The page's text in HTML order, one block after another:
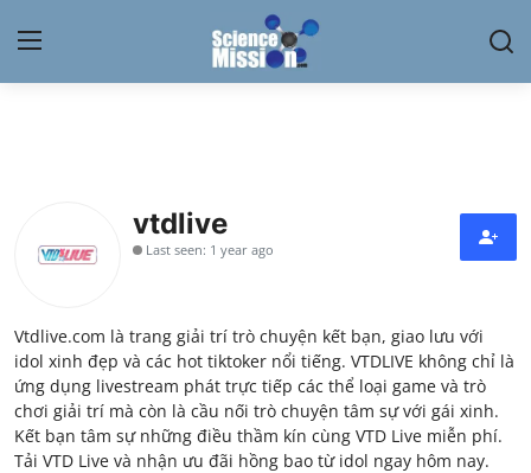
Contact
News
Research
Science Hangouts
vtdlive
Last seen: 1 year ago
Vtdlive.com là trang giải trí trò chuyện kết bạn, giao lưu với
idol xinh đẹp và các hot tiktoker nổi tiếng. VTDLIVE không chỉ là
ứng dụng livestream phát trực tiếp các thể loại game và trò
chơi giải trí mà còn là cầu nối trò chuyện tâm sự với gái xinh.
Kết bạn tâm sự những điều thầm kín cùng VTD Live miễn phí.
Tải VTD Live và nhận ưu đãi hồng bao từ idol ngay hôm nay.